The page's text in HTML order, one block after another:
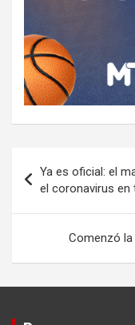
de
entradas
Ya es oficial: el
el coronavirus en
Comenzó